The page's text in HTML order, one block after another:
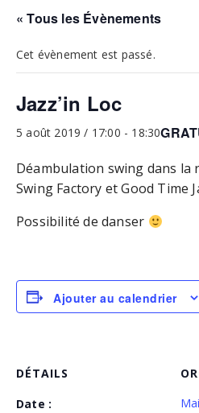
« Tous les Évènements
Cet évènement est passé.
Jazz’in Loc
5 août 2019 / 17:00 - 18:30
Déambulation swing dans la
Swing Factory et Good Time
Possibilité de danser
Ajouter au calendrier
DÉTAILS
Date :